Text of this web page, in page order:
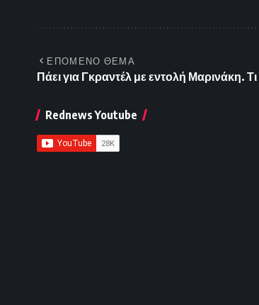
ΕΠΟΜΕΝΟ ΘΕΜΑ
Πάει για Γκραντέλ με εντολή Μαρινάκη.
Rednews Youtube